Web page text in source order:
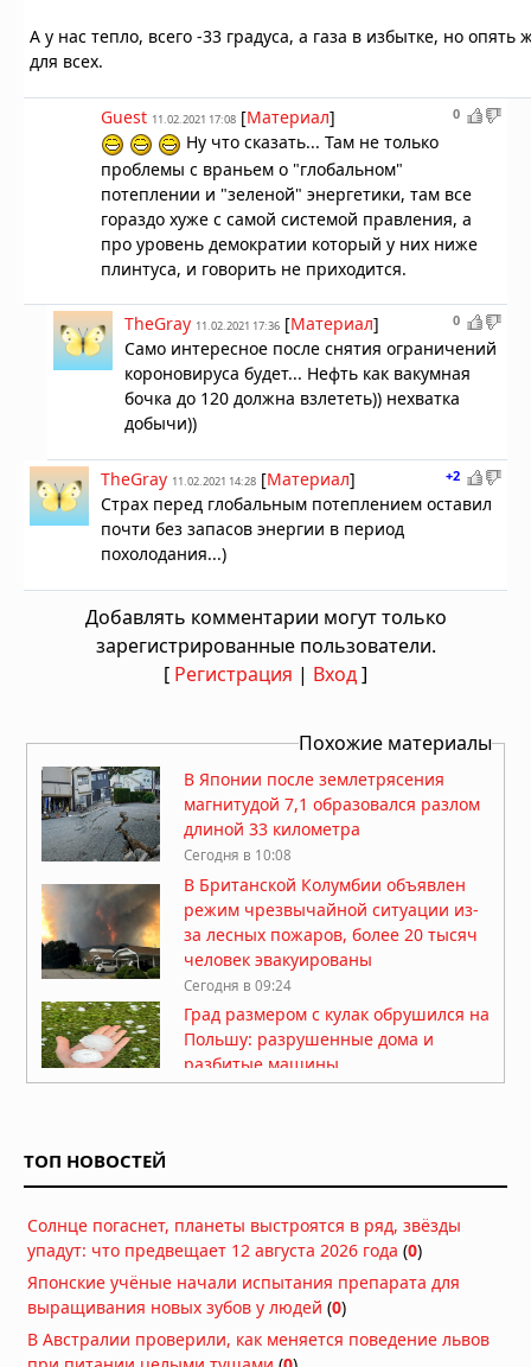
А у нас тепло, всего -33 градуса, а газа в избытке, но опять
для всех.
0
Guest 11.02.2021 17:08 [Материал]
Ну что сказать... Там не только
проблемы с враньем о "глобальном"
потеплении и "зеленой" энергетики, там все
гораздо хуже с самой системой правления, а
про уровень демократии который у них ниже
плинтуса, и говорить не приходится.
0
TheGray 11.02.2021 17:36 [Материал]
Само интересное после снятия ограничений
короновируса будет... Нефть как вакумная
бочка до 120 должна взлететь)) нехватка
добычи))
+2
TheGray 11.02.2021 14:28 [Материал]
Страх перед глобальным потеплением оставил
почти без запасов энергии в период
похолодания...)
Добавлять комментарии могут только
зарегистрированные пользователи.
[ Регистрация | Вход]
Похожие материалы
В Японии после землетрясения
магнитудой 7,1 образовался разлом
длиной 33 километра
Сегодня в 10:08
В Британской Колумбии объявлен
режим чрезвычайной ситуации из-
за лесных пожаров, более 20 тысяч
человек эвакуированы
Сегодня в 09:24
Град размером с кулак обрушился на
Польшу: разрушенные дома и
разбитые машины
Нидерланды исчерпали все
средства борьбы с засухой
07.08.2026 в 09:06
Затонувшие нацистские корабли
стали видны в Дунае из-за
ТОП НОВОСТЕЙ
Солнце погаснет, планеты выстроятся в ряд, звёзды
упадут: что предвещает 12 августа 2026 года (0)
Японские учёные начали испытания препарата для
выращивания новых зубов у людей (0)
В Австралии проверили, как меняется поведение львов